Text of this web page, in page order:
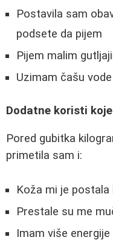
Postavila sam
podsete da pijem
Pijem malim
Uzimam čašu
Dodatne koristi
Pored gubitka
primetila sam i:
Koža mi je
Prestale su me
Imam više